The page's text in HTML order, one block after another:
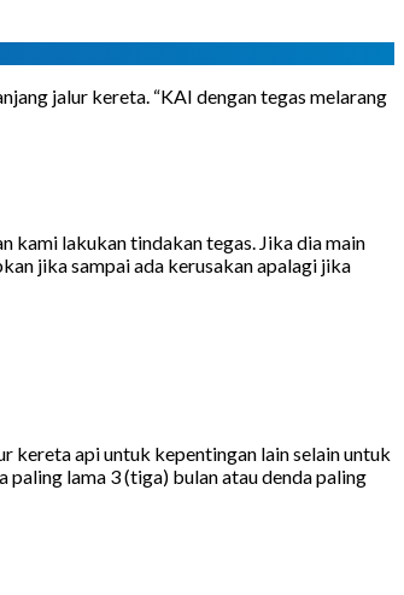
jalur kereta. “KAI dengan tegas melarang
kami lakukan tindakan tegas. Jika dia main
jika sampai ada kerusakan apalagi jika
kereta api untuk kepentingan lain selain untuk
paling lama 3 (tiga) bulan atau denda paling